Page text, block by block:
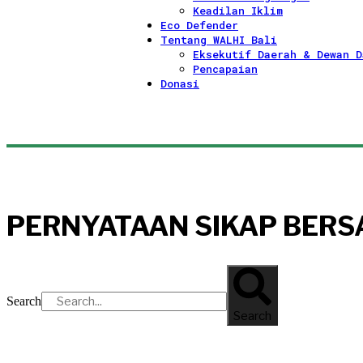
Keadilan Iklim
Eco Defender
Tentang WALHI Bali
Eksekutif Daerah & Dewan
Pencapaian
Donasi
PERNYATAAN SIKAP
Search
Search